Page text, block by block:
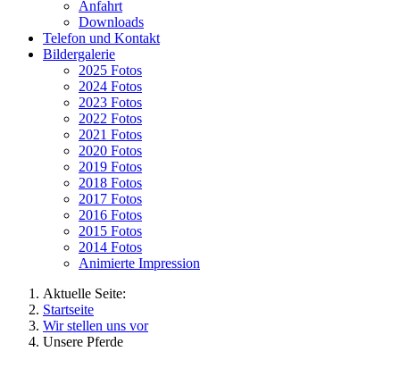
Anfahrt
Downloads
Telefon und Kontakt
Bildergalerie
2025 Fotos
2024 Fotos
2023 Fotos
2022 Fotos
2021 Fotos
2020 Fotos
2019 Fotos
2018 Fotos
2017 Fotos
2016 Fotos
2015 Fotos
2014 Fotos
Animierte Impression
Aktuelle Seite:
Startseite
Wir stellen uns vor
Unsere Pferde